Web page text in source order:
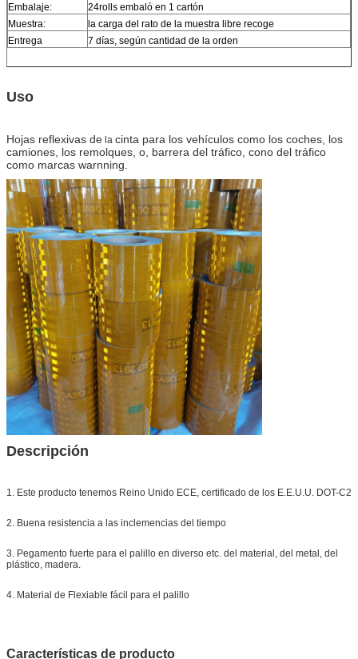
Embalaje:
24rolls embaló en 1 cartón
Muestra:
la carga del rato de la muestra libre recoge
Entrega
7 días, según cantidad de la orden
Uso
Hojas reflexivas de la cinta para los vehículos como los coches, los
camiones, los remolques, o, barrera del tráfico, cono del tráfico
como marcas warnning.
Descripción
1. Este producto tenemos Reino Unido ECE, certificado de los E.E.U.U. DOT-C2
2. Buena resistencia a las inclemencias del tiempo
3. Pegamento fuerte para el palillo en diverso etc. del material, del metal, del
plástico, madera.
4. Material de Flexiable fácil para el palillo
Características de producto